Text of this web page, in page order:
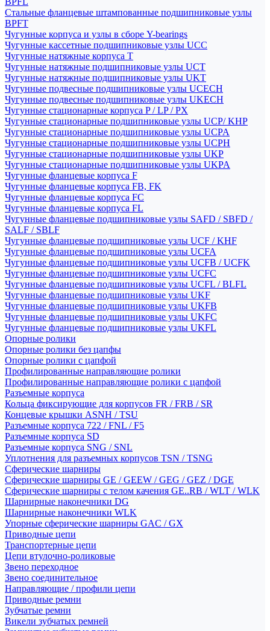
Стальные фланцевые штампованные подшипниковые узлы
BPFT
Чугунные корпуса и узлы в сборе Y-bearings
Чугунные кассетные подшипниковые узлы UCC
Чугунные натяжные корпуса T
Чугунные натяжные подшипниковые узлы UCT
Чугунные натяжные подшипниковые узлы UKT
Чугунные подвесные подшипниковые узлы UCECH
Чугунные подвесные подшипниковые узлы UKECH
Чугунные стационарные корпуса P / LP / PX
Чугунные стационарные подшипниковые узлы UCP/ KHP
Чугунные стационарные подшипниковые узлы UCPA
Чугунные стационарные подшипниковые узлы UCPH
Чугунные стационарные подшипниковые узлы UKP
Чугунные стационарные подшипниковые узлы UKPA
Чугунные фланцевые корпуса F
Чугунные фланцевые корпуса FB, FK
Чугунные фланцевые корпуса FC
Чугунные фланцевые корпуса FL
Чугунные фланцевые подшипниковые узлы SAFD / SBFD /
SALF / SBLF
Чугунные фланцевые подшипниковые узлы UCF / KHF
Чугунные фланцевые подшипниковые узлы UCFA
Чугунные фланцевые подшипниковые узлы UCFB / UCFK
Чугунные фланцевые подшипниковые узлы UCFC
Чугунные фланцевые подшипниковые узлы UCFL / BLFL
Чугунные фланцевые подшипниковые узлы UKF
Чугунные фланцевые подшипниковые узлы UKFB
Чугунные фланцевые подшипниковые узлы UKFC
Чугунные фланцевые подшипниковые узлы UKFL
Опорные ролики
Опорные ролики без цапфы
Опорные ролики с цапфой
Профилированные направляющие ролики
Профилированные направляющие ролики с цапфой
Разъемные корпуса
Кольца фиксирующие для корпусов FR / FRB / SR
Концевые крышки ASNH / TSU
Разъемные корпуса 722 / FNL / F5
Разъемные корпуса SD
Разъемные корпуса SNG / SNL
Уплотнения для разъемных корпусов TSN / TSNG
Сферические шарниры
Сферические шарниры GE / GEEW / GEG / GEZ / DGE
Сферические шарниры с телом качения GE..RB / WLT / WLK
Шарнирные наконечники DG
Шарнирные наконечники WLK
Упорные сферические шарниры GAC / GX
Приводные цепи
Транспортерные цепи
Цепи втулочно-роликовые
Звено переходное
Звено соединительное
Направляющие / профили цепи
Приводные ремни
Зубчатые ремни
Викели зубчатых ремней